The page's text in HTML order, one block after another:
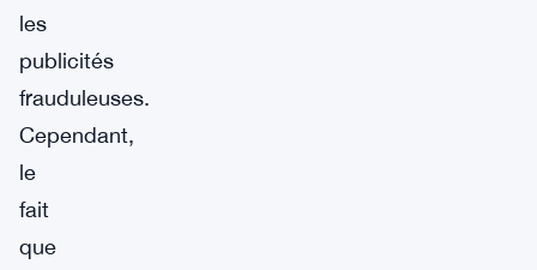
les
publicités
frauduleuses.
Cependant,
le
fait
que